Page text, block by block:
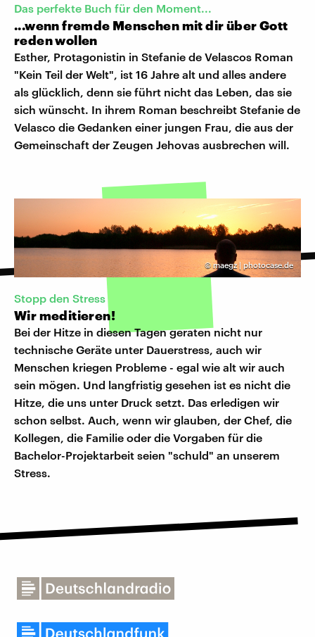
Das perfekte Buch für den Moment...
...wenn fremde Menschen mit dir über Gott
reden wollen
Esther, Protagonistin in Stefanie de Velascos Roman
"Kein Teil der Welt", ist 16 Jahre alt und alles andere
als glücklich, denn sie führt nicht das Leben, das sie
sich wünscht. In ihrem Roman beschreibt Stefanie de
Velasco die Gedanken einer jungen Frau, die aus der
Gemeinschaft der Zeugen Jehovas ausbrechen will.
© maegz | photocase.de
Stopp den Stress
Wir meditieren!
Bei der Hitze in diesen Tagen geraten nicht nur
technische Geräte unter Dauerstress, auch wir
Menschen kriegen Probleme - egal wie alt wir auch
sein mögen. Und langfristig gesehen ist es nicht die
Hitze, die uns unter Druck setzt. Das erledigen wir
schon selbst. Auch, wenn wir glauben, der Chef, die
Kollegen, die Familie oder die Vorgaben für die
Bachelor-Projektarbeit seien "schuld" an unserem
Stress.